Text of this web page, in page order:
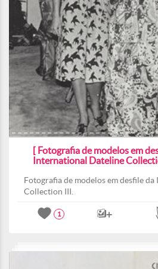
[ Fotografia de modelos em
International Dateline
Fotografia de modelos em desfile
Collection III.
1